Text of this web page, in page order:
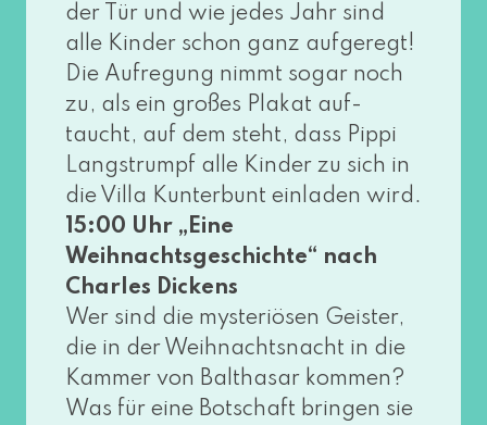
der Tür und wie jedes Jahr sind
alle Kinder schon ganz auf­ge­regt!
Die Aufregung nimmt sogar noch
zu, als ein gro­ßes Plakat auf­
taucht, auf dem steht, dass Pippi
Langstrumpf alle Kinder zu sich in
die Villa Kunterbunt ein­la­den wird.
15:00 Uhr „Eine
Weihnachtsgeschichte“ nach
Charles Dickens
Wer sind die mys­te­riö­sen Geister,
die in der Weihnachtsnacht in die
Kammer von Balthasar kom­men?
Was für eine Botschaft brin­gen sie